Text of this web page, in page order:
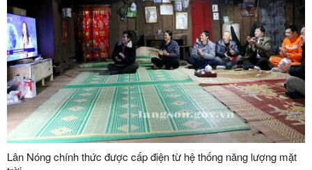
Lân Nóng chính thức được cấp điện từ hệ thống năng lượng mặt